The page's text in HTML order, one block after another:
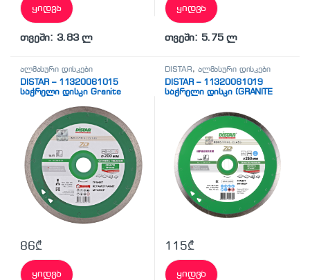
ყიდვა
თვეში: 3.83 ლ
ყიდვა
თვეში: 5.75 ლ
ალმასური დისკები
DISTAR – 11320061015
საჭრელი დისკი Granite
86₾
ყიდვა
DISTAR, ალმასური დისკები
DISTAR – 11320061019
საჭრელი დისკი (GRANITE
115₾
ყიდვა